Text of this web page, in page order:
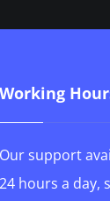
Working
Our support
24 hours a day,